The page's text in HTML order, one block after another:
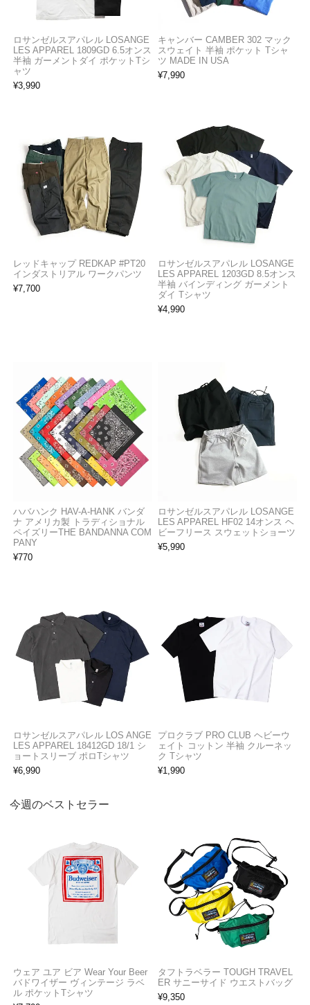
ロサンゼルスアパレル LOSANGE
LES APPAREL 1809GD 6.5オンス
半袖 ガーメントダイ ポケットTシ
ャツ
¥3,990
キャンバー CAMBER 302 マック
スウェイト 半袖 ポケット Tシャ
ツ MADE IN USA
¥7,990
レッドキャップ REDKAP #PT20
インダストリアル ワークパンツ
¥7,700
ロサンゼルスアパレル LOSANGE
LES APPAREL 1203GD 8.5オンス
半袖 バインディング ガーメント
ダイ Tシャツ
¥4,990
ハバハンク HAV-A-HANK バンダ
ナ アメリカ製 トラディショナル
ペイズリーTHE BANDANNA COM
PANY
¥770
ロサンゼルスアパレル LOSANGE
LES APPAREL HF02 14オンス ヘ
ビーフリース スウェットショーツ
¥5,990
ロサンゼルスアパレル LOS ANGE
LES APPAREL 18412GD 18/1 シ
ョートスリーブ ポロTシャツ
¥6,990
プロクラブ PRO CLUB ヘビーウ
ェイト コットン 半袖 クルーネッ
ク Tシャツ
¥1,990
今週のベストセラー
ウェア ユア ビア Wear Your Beer
バドワイザー ヴィンテージ ラベ
ル ポケットTシャツ
タフトラベラー TOUGH TRAVEL
ER サニーサイド ウエストバッグ
¥9,350